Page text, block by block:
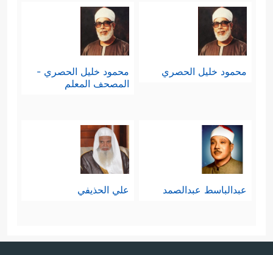
محمود خليل الحصري
محمود خليل الحصري -
المصحف المعلم
عبدالباسط عبدالصمد علي الحذيفي